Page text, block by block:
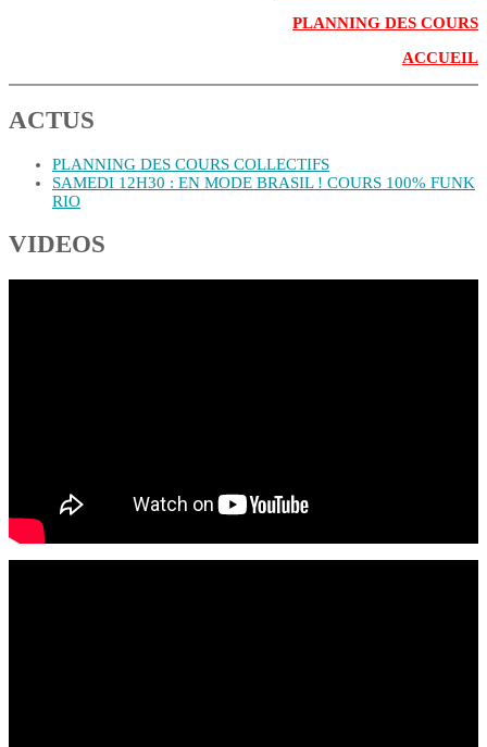
PLANNING DES COURS
ACCUEIL
ACTUS
PLANNING DES COURS COLLECTIFS
SAMEDI 12H30 : EN MODE BRASIL ! COURS 100% FUNK
RIO
VIDEOS